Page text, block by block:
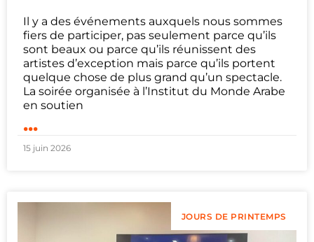
Il y a des événements auxquels nous sommes
fiers de participer, pas seulement parce qu’ils
sont beaux ou parce qu’ils réunissent des
artistes d’exception mais parce qu’ils portent
quelque chose de plus grand qu’un spectacle.
La soirée organisée à l’Institut du Monde Arabe
en soutien
...
15 juin 2026
JOURS DE PRINTEMPS